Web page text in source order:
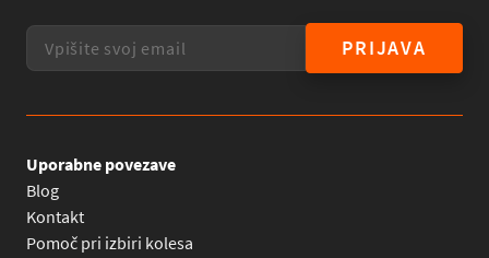
PRIJAVA
Uporabne povezave
Blog
Kontakt
Pomoč pri izbiri kolesa